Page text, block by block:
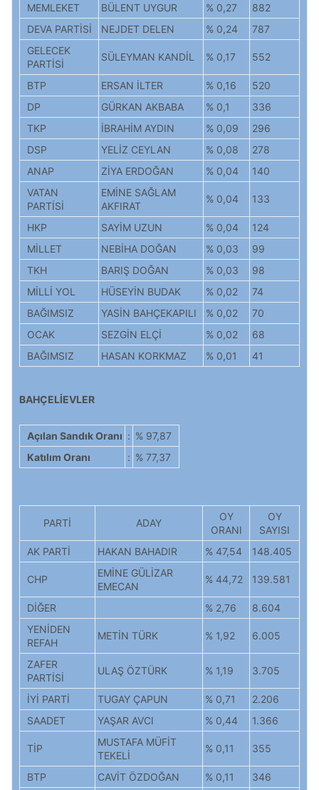
MEMLEKET
BÜLENT UYGUR % 0,27
882
DEVA PARTİSİ
NEJDET DELEN % 0,24
787
GELECEK
PARTİSİ
SÜLEYMAN KANDİL % 0,17 552
BTP ERSAN İLTER % 0,16
520
DP
GÜRKAN AKBABA % 0,1
336
TKP
İBRAHİM AYDIN % 0,09
296
DSP
YELİZ CEYLAN % 0,08
278
ANAP
ZİYA ERDOĞAN % 0,04
140
VATAN
PARTİSİ
EMİNE SAĞLAM
AKFIRAT
% 0,04 133
HKP SAYİM UZUN % 0,04
124
MİLLET
NEBİHA DOĞAN % 0,03
99
TKH
BARIŞ DOĞAN % 0,03
98
MİLLİ YOL
HÜSEYİN BUDAK % 0,02
74
BAĞIMSIZ
YASİN BAHÇEKAPILI % 0,02
70
OCAK
SEZGİN ELÇİ % 0,02
68
BAĞIMSIZ
HASAN KORKMAZ % 0,01 41
BAHÇELİEVLER
Açılan Sandık Oranı : % 97,87
Katılım Oranı
: % 77,37
PARTİ ADAY
OY
ORANI
OY
SAYISI
AK PARTİ
HAKAN BAHADIR % 47,54 148.405
CHP
EMİNE GÜLİZAR
EMECAN
% 44,72 139.581
DİĞER % 2,76
8.604
YENİDEN
REFAH
METİN TÜRK % 1,92 6.005
ZAFER
PARTİSİ
ULAŞ ÖZTÜRK % 1,19 3.705
İYİ PARTİ TUGAY ÇAPUN % 0,71
2.206
SAADET
YAŞAR AVCI % 0,44 1.366
TİP
MUSTAFA MÜFİT
TEKELİ
% 0,11 355
BTP CAVİT ÖZDOĞAN % 0,11
346